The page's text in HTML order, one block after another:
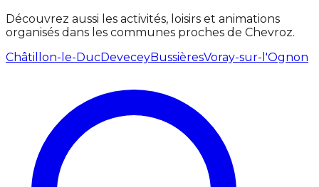
Découvrez aussi les activités, loisirs et animations
organisés dans les communes proches de Chevroz.
Châtillon-le-DucDeveceyBussièresVoray-sur-l'Ognon